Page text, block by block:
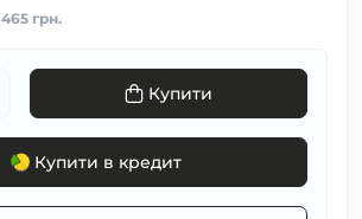
465 грн.
Купити
Купити в кредит